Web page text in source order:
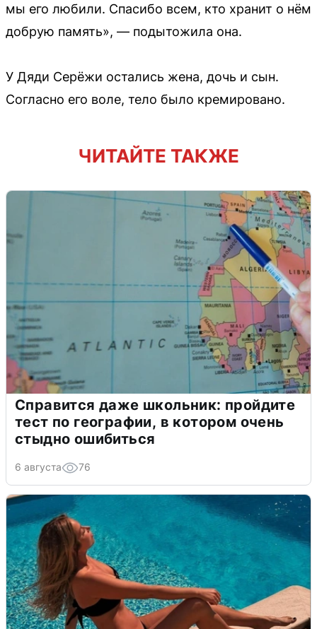
мы его любили. Спасибо всем, кто хранит о нём
добрую память», — подытожила она.
У Дяди Серёжи остались жена, дочь и сын.
Согласно его воле, тело было кремировано.
ЧИТАЙТЕ ТАКЖЕ
Справится даже школьник: пройдите
тест по географии, в котором очень
стыдно ошибиться
6 августа 76